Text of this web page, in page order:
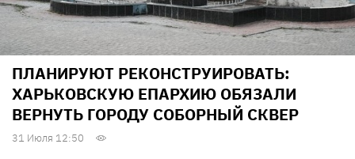
ПЛАНИРУЮТ РЕКОНСТРУИРОВАТЬ:
ХАРЬКОВСКУЮ ЕПАРХИЮ ОБЯЗАЛИ
ВЕРНУТЬ ГОРОДУ СОБОРНЫЙ СКВЕР
31 Июля 12:50